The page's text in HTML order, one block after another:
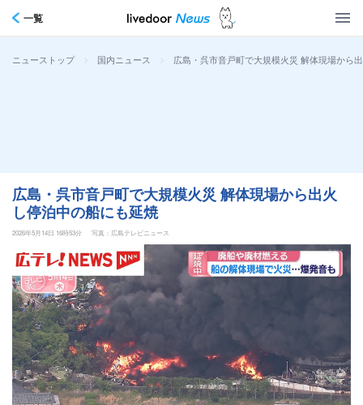
一覧
ニューストップ > 国内ニュース > 広島・呉市音戸町で大規模火災 解体現場から
広島・呉市音戸町で大規模火災 解体現場から出火
し停泊中の船にも延焼
2026年5月14日 16時53分 写真：広島テレビニュース